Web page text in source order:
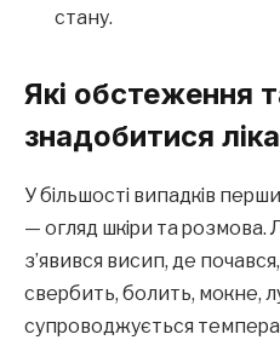
стану.
Які обстеження
знадобитися
У більшості випадків
— огляд шкіри та розмова.
з’явився висип, де
свербить, болить, мокне,
супроводжується